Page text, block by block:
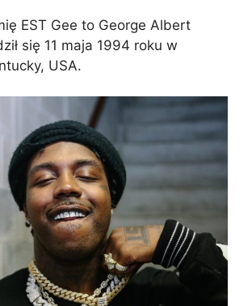
EST Gee to George Albert
się 11 maja 1994 roku w
USA.